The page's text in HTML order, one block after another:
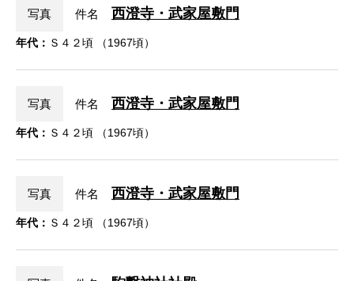
写真 件名 西澄寺・武家屋敷門
年代： Ｓ４２頃 （1967頃）
写真 件名 西澄寺・武家屋敷門
年代： Ｓ４２頃 （1967頃）
写真 件名 西澄寺・武家屋敷門
年代： Ｓ４２頃 （1967頃）